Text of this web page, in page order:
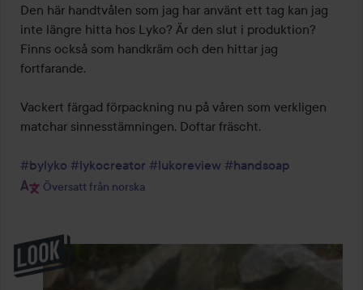
Den här handtvålen som jag har använt ett tag kan jag
inte längre hitta hos Lyko? Är den slut i produktion?
Finns också som handkräm och den hittar jag
fortfarande.
Vackert färgad förpackning nu på våren som verkligen
matchar sinnesstämningen. Doftar fräscht.
#bylyko #lykocreator #lukoreview #handsoap
Översatt från norska